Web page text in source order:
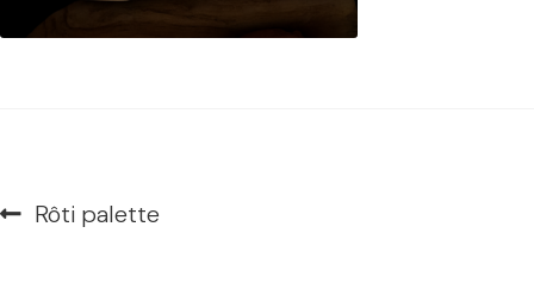
Navigation
Article
Rôti palette